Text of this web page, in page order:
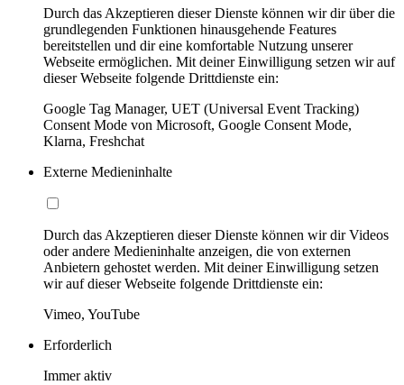
Durch das Akzeptieren dieser Dienste können wir dir über die
grundlegenden Funktionen hinausgehende Features
bereitstellen und dir eine komfortable Nutzung unserer
Webseite ermöglichen. Mit deiner Einwilligung setzen wir auf
dieser Webseite folgende Drittdienste ein:
Google Tag Manager, UET (Universal Event Tracking)
Consent Mode von Microsoft, Google Consent Mode,
Klarna, Freshchat
Externe Medieninhalte
Durch das Akzeptieren dieser Dienste können wir dir Videos
oder andere Medieninhalte anzeigen, die von externen
Anbietern gehostet werden. Mit deiner Einwilligung setzen
wir auf dieser Webseite folgende Drittdienste ein:
Vimeo, YouTube
Erforderlich
Immer aktiv